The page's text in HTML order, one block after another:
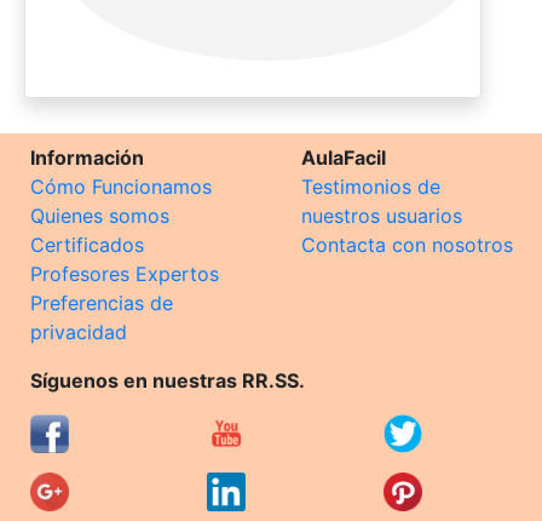
Información
Cómo Funcionamos
Quienes somos
Certificados
Profesores Expertos
Preferencias de
privacidad
AulaFacil
Testimonios de
nuestros usuarios
Contacta con nosotros
Síguenos en nuestras RR.SS.